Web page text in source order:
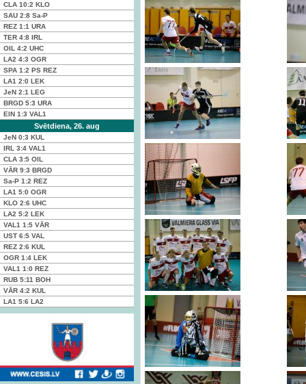
CLA 10:2 KLO
SAU 2:8 Sa-P
REZ 1:1 URA
TER 4:8 IRL
OIL 4:2 UHC
LA2 4:3 OGR
SPA 1:2 PS REZ
LA1 2:0 LEK
JeN 2:1 LEG
BRGD 5:3 URA
EIN 1:3 VAL1
Svētdiena, 26. aug
JeN 0:3 KUL
IRL 3:4 VAL1
CLA 3:5 OIL
VĀR 9:3 BRGD
Sa-P 1:2 REZ
LA1 5:0 OGR
KLO 2:6 UHC
LA2 5:2 LEK
VAL1 1:5 VĀR
UST 6:5 VAL
REZ 2:6 KUL
OGR 1:4 LEK
VAL1 1:0 REZ
RUB 5:11 BOH
VĀR 4:2 KUL
LA1 5:6 LA2